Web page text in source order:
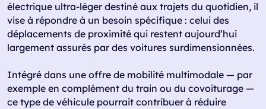
électrique ultra-léger destiné aux trajets du quotidien, il
vise à répondre à un besoin spécifique : celui des
déplacements de proximité qui restent aujourd’hui
largement assurés par des voitures surdimensionnées.
Intégré dans une offre de mobilité multimodale — par
exemple en complément du train ou du covoiturage —
ce type de véhicule pourrait contribuer à réduire